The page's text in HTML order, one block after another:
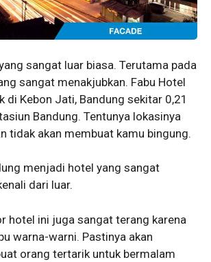
sangat luar biasa. Terutama pada
sangat menakjubkan. Fabu Hotel
di Kebon Jati, Bandung sekitar 0,21
Bandung. Tentunya lokasinya
tidak akan membuat kamu bingung.
menjadi hotel yang sangat
dari luar.
hotel ini juga sangat terang karena
warna-warni. Pastinya akan
orang tertarik untuk bermalam